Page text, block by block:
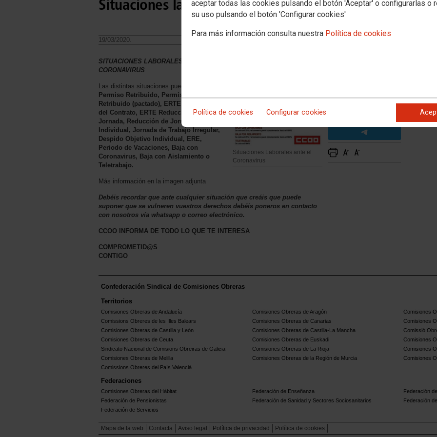
aceptar todas las cookies pulsando el botón 'Aceptar' o configurarlas o
su uso pulsando el botón 'Configurar cookies'
Para más información consulta nuestra Política de cookies
Política de cookies Configurar cookies
Situaciones laborales ante el coronavirus
19/03/2020.
Situaciones Laborales ante el
Coronavirus
SITUACIONES LABORALES ANTE EL
CORONAVIRUS
Las distintas situaciones pueden ser:
Permiso Retribuido, Permiso no
Retribuido (pactado), ERTE Suspensión
del Contrato, ERTE Reducción de
Jornada, Reducción de Jornada
Individual, Jornada de Trabajo Irregular,
Despido Objetivo Individual, ERE,
Periodo de Vacaciones, Baja con
Coronavirus, Baja con Aislamiento o
Teletrabajo.
Más información en la imagen adjunta
Debéis recordar que ante cualquier situación que creáis que puede
suponer que se vulneren vuestros derechos debéis poneros en contacto
con nosotros vía whatsapp o correo electrónico.
CCOO INFORMA DE TODO LO QUE TE INTERESA
COMPROMETID@S
CONTIGO
Confederación Sindical de Comisiones Obreras
Territorios
Comisiones Obreras de Andalucía Comisiones Obreras de Aragón
Comisiones
Comissions Obreres de les Illes Balears
Comisiones Obreras de Canarias
Comisiones
Comisiones Obreras de Castilla y León
Comisiones Obreras de Castilla-La Mancha
Comissió
Comisiones Obreras de Ceuta
Comisiones Obreras de Euskadi
Comisiones
Sindicato Nacional de Comisions Obreiras de Galicia
Comisiones Obreras de La Rioja
Comisiones
Comisiones Obreras de Melilla
Comisiones Obreras de la Región de Murcia
Comisiones
Comissions Obreres del Paìs Valenciá
Federaciones
Comisiones Obreras del Hábitat Federación de Enseñanza
Federación
Federación de Pensionistas
Federación de Sanidad y Sectores Sociosanitarios
Federación
Federación de Servicios
Mapa de la web Contacta Aviso legal Política de privacidad Política de cookies